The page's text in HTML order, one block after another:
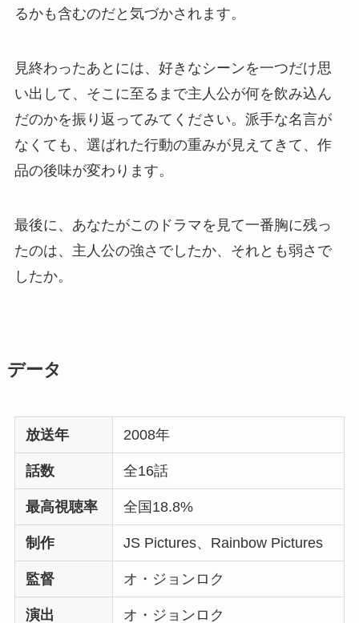
るかも含むのだと気づかされます。
見終わったあとには、好きなシーンを一つだけ思
い出して、そこに至るまで主人公が何を飲み込ん
だのかを振り返ってみてください。派手な名言が
なくても、選ばれた行動の重みが見えてきて、作
品の後味が変わります。
最後に、あなたがこのドラマを見て一番胸に残っ
たのは、主人公の強さでしたか、それとも弱さで
したか。
データ
放送年 2008年
話数 全16話
最高視聴率 全国18.8%
制作 JS Pictures、Rainbow Pictures
監督 オ・ジョンロク
演出 オ・ジョンロク